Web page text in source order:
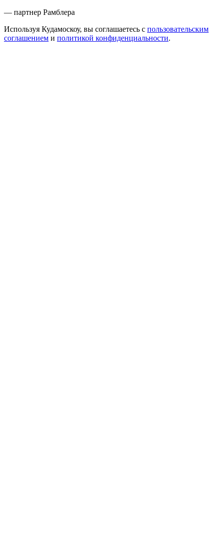
— партнер Рамблера
Используя Кудамоскоу, вы соглашаетесь с пользовательским
соглашением и политикой конфиденциальности.